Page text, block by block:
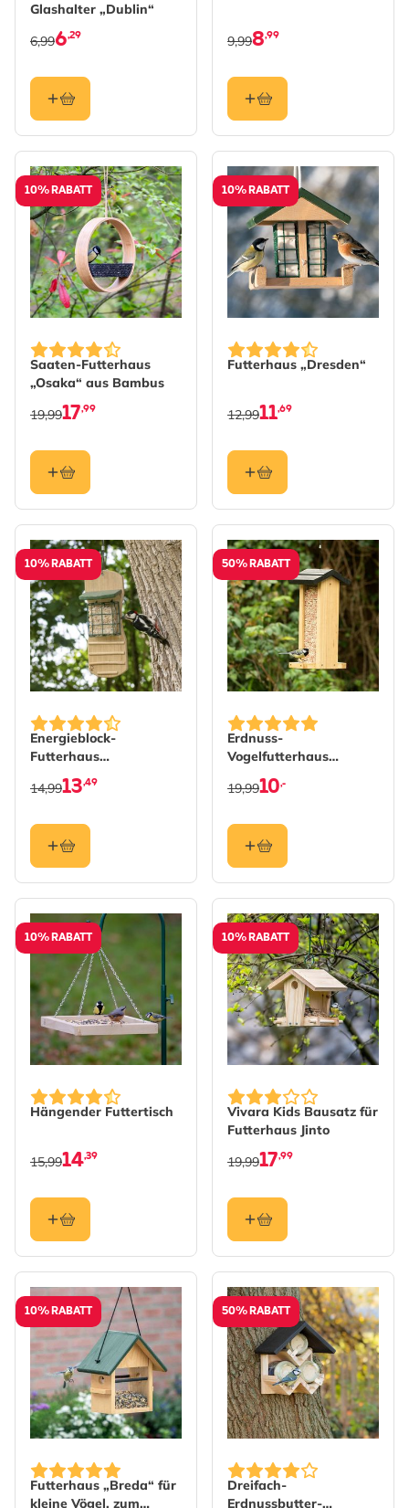
Glashalter „Dublin“
6,29
6,99 8,99
9,99
10% RABATT
Saaten-Futterhaus
„Osaka“ aus Bambus
17,99
19,99
10% RABATT
Futterhaus „Dresden“
11,69
12,99
10% RABATT
Energieblock-
Futterhaus
„Spechtenbistro“
13,49
14,99
50% RABATT
Erdnuss-
Vogelfutterhaus
Aalborg Zedernholz
10,-
19,99
10% RABATT
Hängender Futtertisch
14,39
15,99
10% RABATT
Vivara Kids Bausatz für
Futterhaus Jinto
17,99
19,99
10% RABATT
Futterhaus „Breda“ für
kleine Vögel, zum
50% RABATT
Dreifach-
Erdnussbutter-